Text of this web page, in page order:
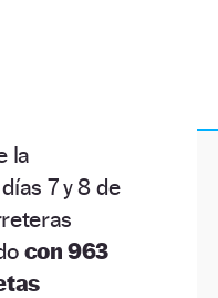
la
7 y 8 de
con 963